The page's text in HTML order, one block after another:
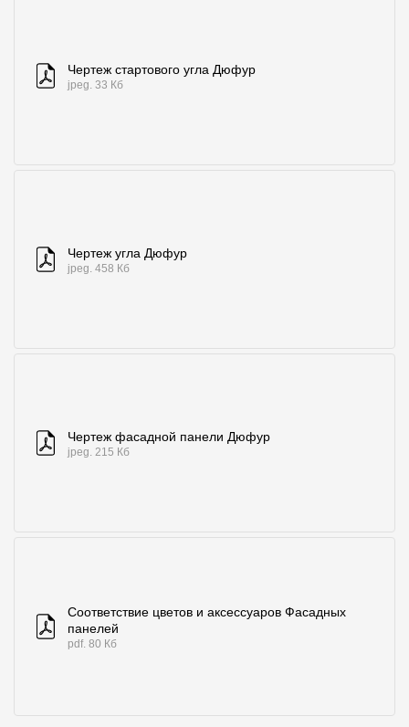
Чертеж стартового угла Дюфур
jpeg. 33 Кб
Чертеж угла Дюфур
jpeg. 458 Кб
Чертеж фасадной панели Дюфур
jpeg. 215 Кб
Соответствие цветов и аксессуаров Фасадных
панелей
pdf. 80 Кб